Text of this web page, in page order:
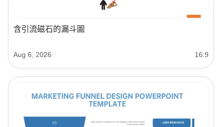
含引流磁石的漏斗圖
Aug 6, 2026 16:9